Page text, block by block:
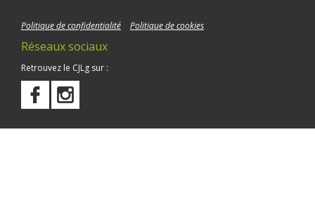
Politique de confidentialité Politique de cookies
Réseaux sociaux
Retrouvez le CJLg sur :